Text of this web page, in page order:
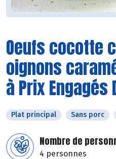
Oeufs cocotte
oignons
à Prix
Plat principal Sans porc
Nombre de
4 personnes